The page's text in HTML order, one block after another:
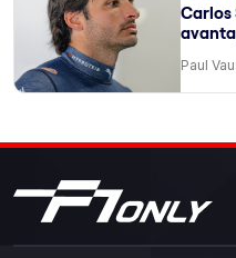
Carlos
Paul